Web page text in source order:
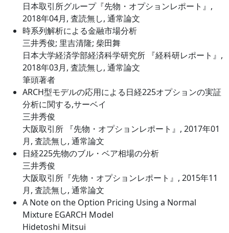
日本取引所グループ『先物・オプションレポート』,
2018年04月, 査読無し, 通常論文
時系列解析による金融市場分析
三井秀俊; 里吉清隆; 柴田舞
日本大学経済学部経済科学研究所 『経科研レポート』,
2018年03月, 査読無し, 通常論文
筆頭著者
ARCH型モデルの応用による日経225オプションの実証
分析に関する,サーベイ
三井秀俊
大阪取引所 『先物・オプションレポート』, 2017年01
月, 査読無し, 通常論文
日経225先物のブル・ベア相場の分析
三井秀俊
大阪取引所『先物・オプションレポート』, 2015年11
月, 査読無し, 通常論文
A Note on the Option Pricing Using a Normal
Mixture EGARCH Model
Hidetoshi Mitsui